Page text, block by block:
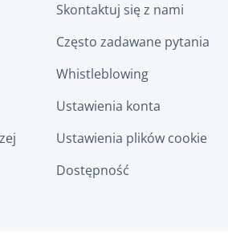
Skontaktuj się z nami
Często zadawane pytania
Whistleblowing
Ustawienia konta
Ustawienia plików cookie
Dostępność